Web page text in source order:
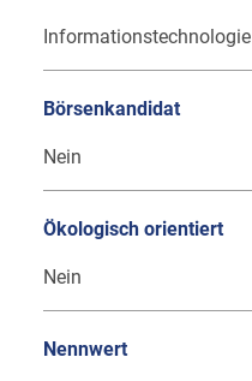
Informationstechnologie
Börsenkandidat
Nein
Ökologisch orientiert
Nein
Nennwert